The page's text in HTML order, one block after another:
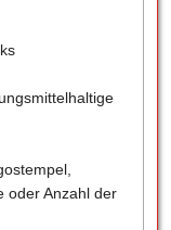
oder Anzahl der